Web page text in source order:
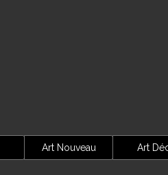
Art Nouveau Art